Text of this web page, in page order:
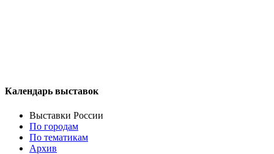
Календарь выставок
Выставки России
По городам
По тематикам
Архив